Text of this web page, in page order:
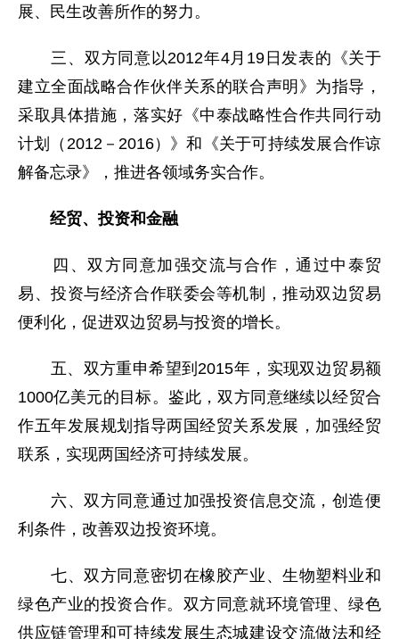
展、民生改善所作的努力。
三、双方同意以2012年4月19日发表的《关于
建立全面战略合作伙伴关系的联合声明》为指导，
采取具体措施，落实好《中泰战略性合作共同行动
计划（2012－2016）》和《关于可持续发展合作谅
解备忘录》，推进各领域务实合作。
经贸、投资和金融
四、双方同意加强交流与合作，通过中泰贸
易、投资与经济合作联委会等机制，推动双边贸易
便利化，促进双边贸易与投资的增长。
五、双方重申希望到2015年，实现双边贸易额
1000亿美元的目标。鉴此，双方同意继续以经贸合
作五年发展规划指导两国经贸关系发展，加强经贸
联系，实现两国经济可持续发展。
六、双方同意通过加强投资信息交流，创造便
利条件，改善双边投资环境。
七、双方同意密切在橡胶产业、生物塑料业和
绿色产业的投资合作。双方同意就环境管理、绿色
供应链管理和可持续发展生态城建设交流做法和经